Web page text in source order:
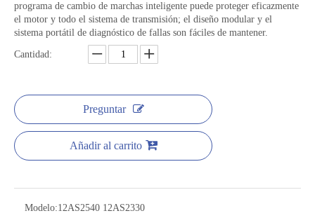
programa de cambio de marchas inteligente puede proteger eficazmente
el motor y todo el sistema de transmisión; el diseño modular y el
sistema portátil de diagnóstico de fallas son fáciles de mantener.
Cantidad:
Preguntar
Añadir al carrito
Modelo:12AS2540 12AS2330